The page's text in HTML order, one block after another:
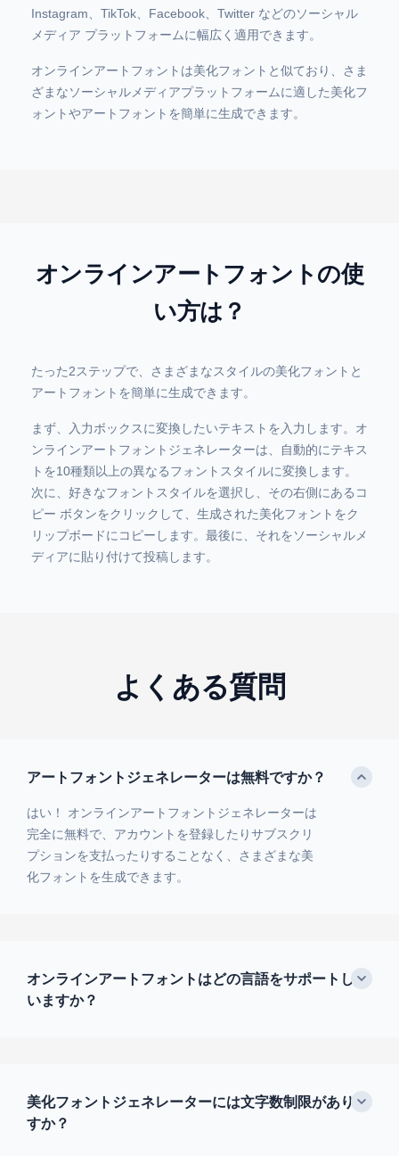
Instagram、TikTok、Facebook、Twitter などのソーシャル
メディア プラットフォームに幅広く適用できます。
オンラインアートフォントは美化フォントと似ており、さま
ざまなソーシャルメディアプラットフォームに適した美化フ
ォントやアートフォントを簡単に生成できます。
オンラインアートフォントの使
い方は？
たった2ステップで、さまざまなスタイルの美化フォントと
アートフォントを簡単に生成できます。
まず、入力ボックスに変換したいテキストを入力します。オ
ンラインアートフォントジェネレーターは、自動的にテキス
トを10種類以上の異なるフォントスタイルに変換します。
次に、好きなフォントスタイルを選択し、その右側にあるコ
ピー ボタンをクリックして、生成された美化フォントをク
リップボードにコピーします。最後に、それをソーシャルメ
ディアに貼り付けて投稿します。
よくある質問
アートフォントジェネレーターは無料ですか？
はい！ オンラインアートフォントジェネレーターは
完全に無料で、アカウントを登録したりサブスクリ
プションを支払ったりすることなく、さまざまな美
化フォントを生成できます。
オンラインアートフォントはどの言語をサポートして
いますか？
美化フォントジェネレーターには文字数制限がありま
すか？